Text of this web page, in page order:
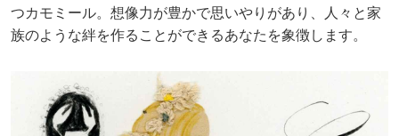
つカモミール。想像力が豊かで思いやりがあり、人々と家
族のような絆を作ることができるあなたを象徴します。